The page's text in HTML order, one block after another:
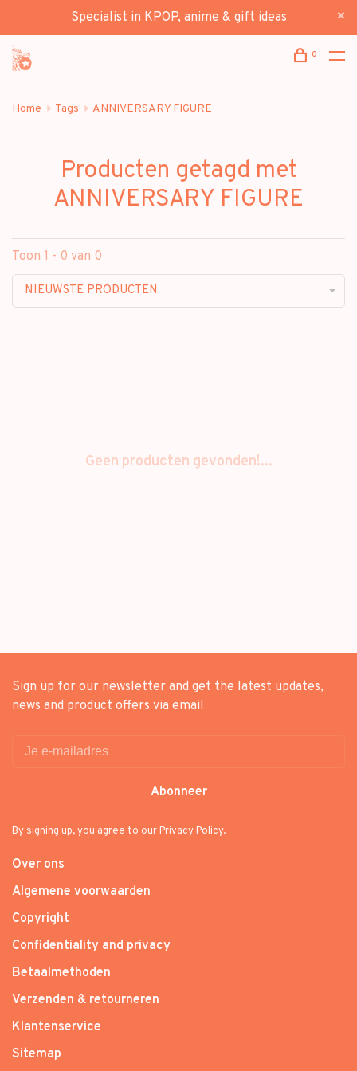
Specialist in KPOP, anime & gift ideas
0
Home Tags ANNIVERSARY FIGURE
Producten getagd met
ANNIVERSARY FIGURE
Toon 1 - 0 van 0
NIEUWSTE PRODUCTEN
Geen producten gevonden!...
Sign up for our newsletter and get the latest updates,
news and product offers via email
Abonneer
By signing up, you agree to our Privacy Policy.
Over ons
Algemene voorwaarden
Copyright
Confidentiality and privacy
Betaalmethoden
Verzenden & retourneren
Klantenservice
Sitemap